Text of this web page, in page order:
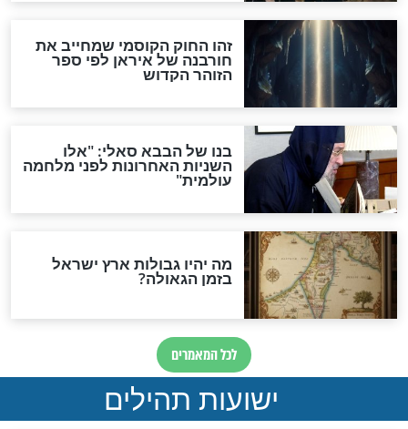
האם לאחר בוא המשיח יהיה
אפשר לחזור בתשובה?
לכל המאמרים
להמתקת הדינים וביטול
גזרות